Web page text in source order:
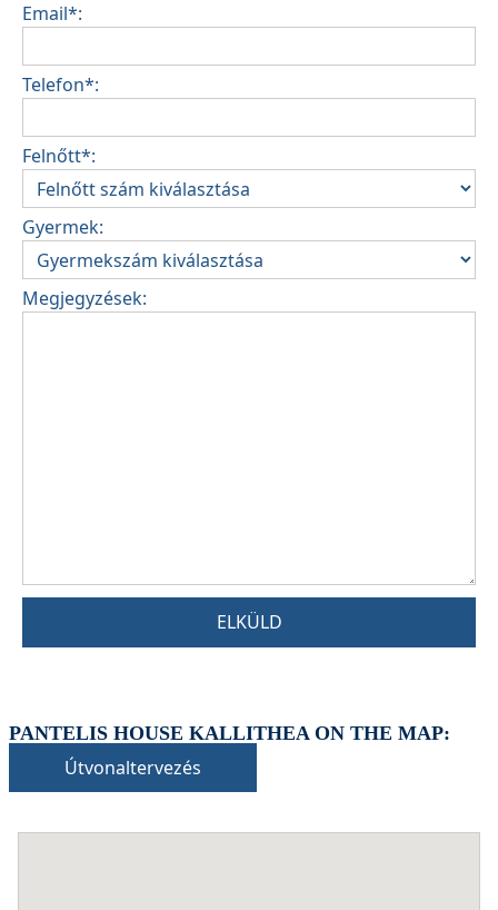
Email*:
Telefon*:
Felnőtt*:
Gyermek:
Megjegyzések:
ELKÜLD
PANTELIS HOUSE KALLITHEA ON THE MAP:
Útvonaltervezés